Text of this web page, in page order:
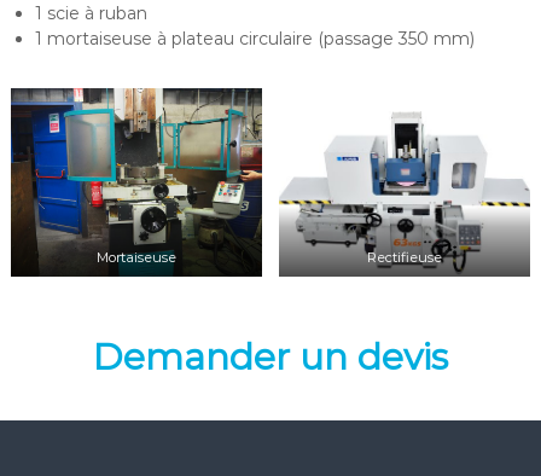
1 scie à ruban
1 mortaiseuse à plateau circulaire (passage 350 mm)
Mortaiseuse Rectifieuse
Demander un devis